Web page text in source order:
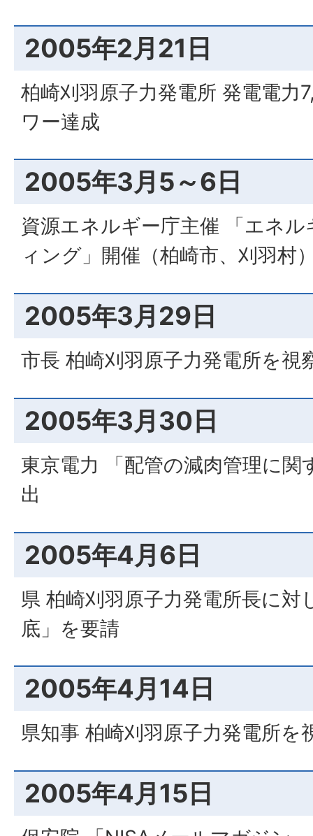
2005年2月21日
柏崎刈羽原子力発電所 発電電
ワー達成
2005年3月5～6日
資源エネルギー庁主催 「エネ
ィング」開催（柏崎市、刈羽村
2005年3月29日
市長 柏崎刈羽原子力発電所を視
2005年3月30日
東京電力 「配管の減肉管理に関
出
2005年4月6日
県 柏崎刈羽原子力発電所長に対
底」を要請
2005年4月14日
県知事 柏崎刈羽原子力発電所を
2005年4月15日